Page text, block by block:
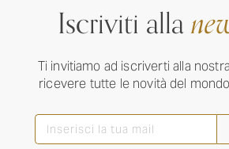
Iscriviti alla
Ti invitiamo ad iscriverti alla
ricevere tutte le novità del